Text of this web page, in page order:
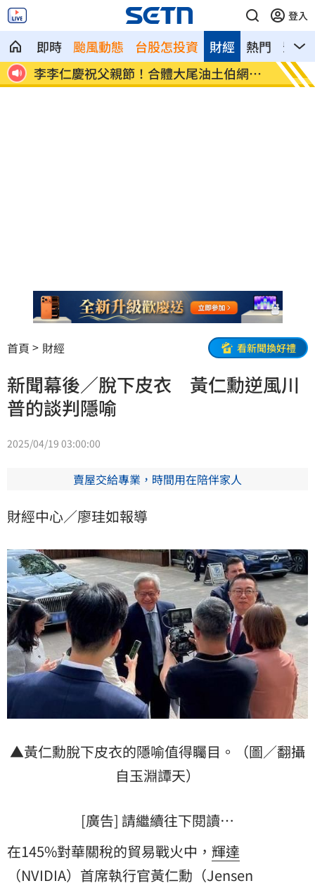
登入
即時 颱風動態 台股怎投資 熱門 影音
財經
李李仁慶祝父親節！合體大尾油土伯網看
傻
小孩
首頁 財經 看新聞換好禮
新聞幕後／脫下皮衣 黃仁勳逆風川
普的談判隱喻
2025/04/19 03:00:00
賣屋交給專業，時間用在陪伴家人
財經中心／廖珪如報導
▲黃仁勳脫下皮衣的隱喻值得矚目。（圖／翻攝
自玉淵譚天）
[廣告] 請繼續往下閱讀…
在145%對華關稅的貿易戰火中， 輝達
（NVIDIA）首席執行官黃仁勳（Jensen